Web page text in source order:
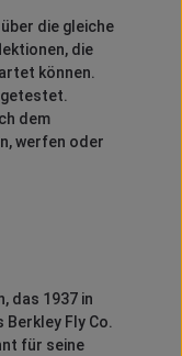
die gleiche
die
können.
dem
werfen oder
das 1937 in
Berkley FlyCo.
für seine